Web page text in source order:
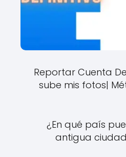
Reportar Cuenta
sube mis fotos|
¿En qué país
antigua